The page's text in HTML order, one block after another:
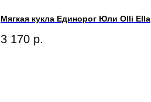
Мягкая кукла Единорог Юли Olli Ella
3 170 р.